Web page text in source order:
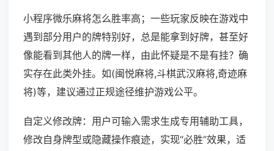
小程序微乐麻将怎么胜率高；一些玩家反映在游戏中
遇到部分用户的牌特别好，总是能拿到好牌，甚至好
像能看到其他人的牌一样，由此怀疑是不是有挂？确
实存在此类外挂。如(闽悦麻将,斗棋武汉麻将,奇迹麻
将)等，建议通过正规途径维护游戏公平。
自定义修改牌：用户可输入需求生成专用辅助工具，
修改自身牌型或隐藏操作痕迹，实现“必胜”效果，适